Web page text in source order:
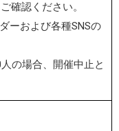
確認ください。
ーおよび各種SNSの
の場合、開催中止と